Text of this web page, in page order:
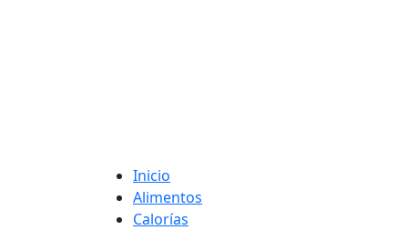
Adelgaza con en
Inicio
Alimentos
Calorías